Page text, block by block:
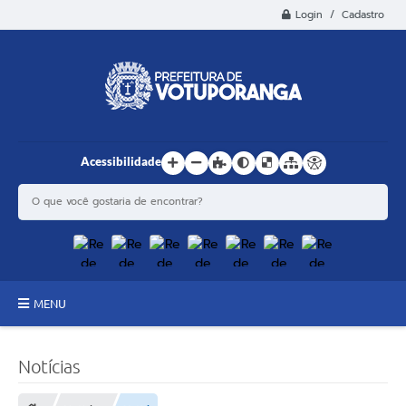
Login / Cadastro
Acessibilidade
MENU
Notícias